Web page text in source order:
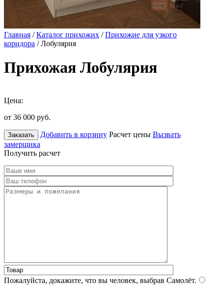
Главная /Каталог прихожих /Прихожие для узкого
коридора / Лобулярия
Прихожая Лобулярия
Цена:
от 36 000 руб.
Заказать Добавить в корзину Расчет цены Вызвать
замерщика
Получить расчет
Пожалуйста, докажите, что вы человек, выбрав Самолёт.